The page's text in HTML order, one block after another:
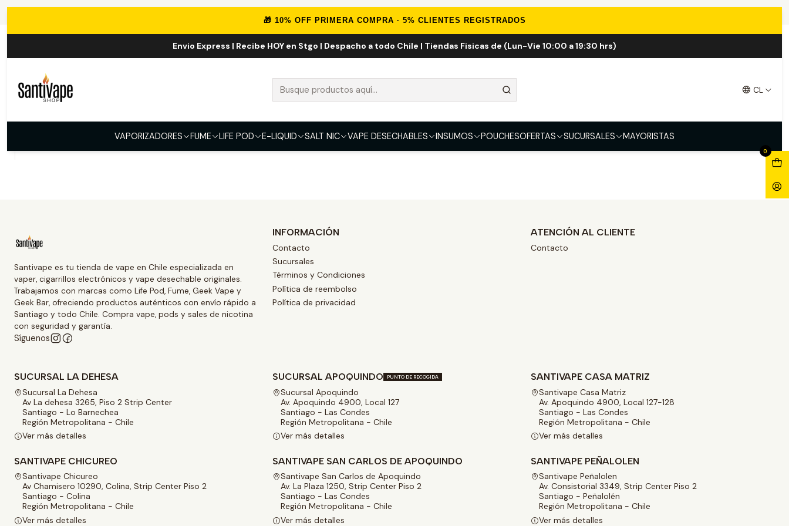
🎁 10% OFF PRIMERA COMPRA · 5% CLIENTES REGISTRADOS
Envio Express | Recibe HOY en Stgo | Despacho a todo Chile | Tiendas Fisicas de (Lun-Vie 10:00 a 19:30 hrs)
CL
VAPORIZADORES FUME LIFE POD E-LIQUID SALT NIC VAPE DESECHABLES INSUMOS POUCHESOFERTAS SUCURSALES MAYORISTAS
0
Scanic 60ml
Santivape es tu tienda de vape en Chile especializada en
vaper, cigarrillos electrónicos y vape desechable originales.
Trabajamos con marcas como Life Pod, Fume, Geek Vape y
Geek Bar, ofreciendo productos auténticos con envío rápido a
Santiago y todo Chile. Compra vape, pods y sales de nicotina
con seguridad y garantía.
Síguenos
INFORMACIÓN
Contacto
Sucursales
Términos y Condiciones
Política de reembolso
Política de privacidad
ATENCIÓN AL CLIENTE
Contacto
SUCURSAL LA DEHESA
Sucursal La Dehesa
Av La dehesa 3265, Piso 2 Strip Center
Santiago - Lo Barnechea
Región Metropolitana - Chile
Ver más detalles
SUCURSAL APOQUINDO PUNTO DE RECOGIDA
Sucursal Apoquindo
Av. Apoquindo 4900, Local 127
Santiago - Las Condes
Región Metropolitana - Chile
Ver más detalles
SANTIVAPE CASA MATRIZ
Santivape Casa Matriz
Av. Apoquindo 4900, Local 127-128
Santiago - Las Condes
Región Metropolitana - Chile
Ver más detalles
SANTIVAPE CHICUREO
Santivape Chicureo
Av Chamisero 10290, Colina, Strip Center Piso 2
Santiago - Colina
Región Metropolitana - Chile
Ver más detalles
SANTIVAPE SAN CARLOS DE APOQUINDO
Santivape San Carlos de Apoquindo
Av. La Plaza 1250, Strip Center Piso 2
Santiago - Las Condes
Región Metropolitana - Chile
Ver más detalles
SANTIVAPE PEÑALOLEN
Santivape Peñalolen
Av. Consistorial 3349, Strip Center Piso 2
Santiago - Peñalolén
Región Metropolitana - Chile
Ver más detalles